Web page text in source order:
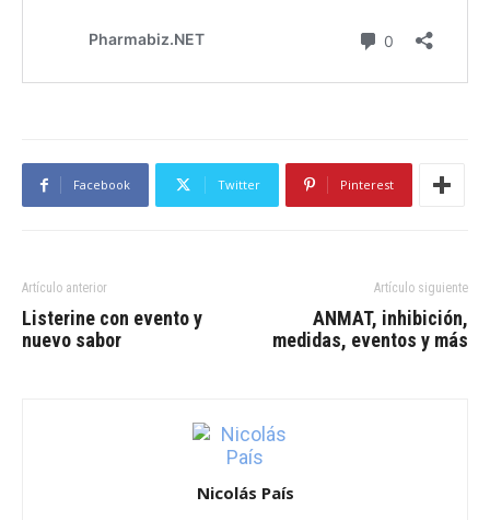
Facebook Twitter Pinterest
Artículo anterior
Listerine con evento y
nuevo sabor
Artículo siguiente
ANMAT, inhibición,
medidas, eventos y más
Nicolás País